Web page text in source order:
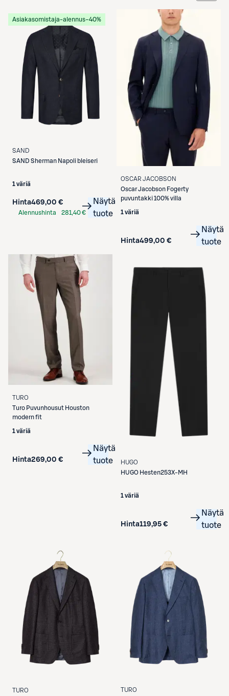
Asiakasomistaja-alennus−40%
SAND
SAND Sherman Napoli bleiseri
1 väriä
Hinta469,00 €
Alennushinta
281,40 €
Näytä
tuote
OSCAR JACOBSON
Oscar Jacobson Fogerty
puvuntakki 100% villa
1 väriä
Hinta499,00 €
Näytä
tuote
TURO
Turo Puvunhousut Houston
modern fit
1 väriä
Hinta269,00 €
Näytä
tuote
HUGO
HUGO Hesten253X-MH
1 väriä
Hinta119,95 €
Näytä
tuote
TURO
TURO